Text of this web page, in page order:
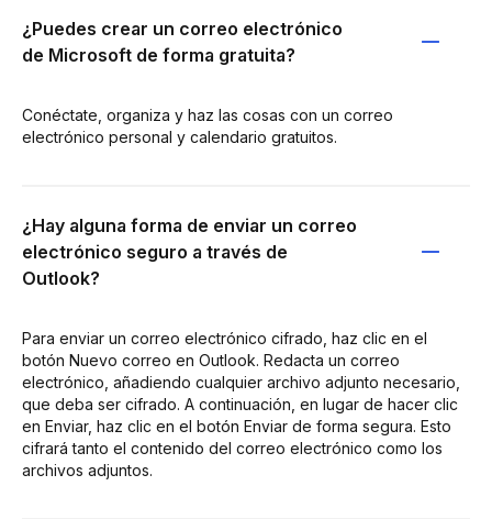
¿Puedes crear un correo electrónico
de Microsoft de forma gratuita?
Conéctate, organiza y haz las cosas con un correo
electrónico personal y calendario gratuitos.
¿Hay alguna forma de enviar un correo
electrónico seguro a través de
Outlook?
Para enviar un correo electrónico cifrado, haz clic en el
botón Nuevo correo en Outlook. Redacta un correo
electrónico, añadiendo cualquier archivo adjunto necesario,
que deba ser cifrado. A continuación, en lugar de hacer clic
en Enviar, haz clic en el botón Enviar de forma segura. Esto
cifrará tanto el contenido del correo electrónico como los
archivos adjuntos.